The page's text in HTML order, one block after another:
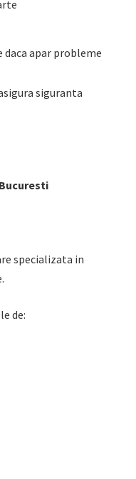
apar probleme
siguranta
specializata in
de: